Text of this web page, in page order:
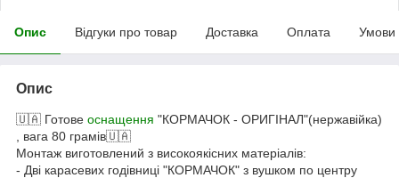
Опис Відгуки про товар Доставка Оплата Умови
Опис
🇺🇦 Готове оснащення "КОРМАЧОК - ОРИГІНАЛ"(нержавійка)
, вага 80 грамів🇺🇦
Монтаж виготовлений з високоякісних матеріалів:
- Дві карасевих годівниці "КОРМАЧОК" з вушком по центру